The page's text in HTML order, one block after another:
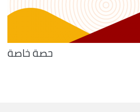
حصة خاصة